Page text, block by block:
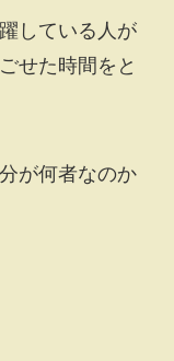
している人が
せた時間をと
が何者なのか